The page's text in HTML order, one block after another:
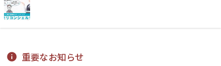
重要なお知らせ